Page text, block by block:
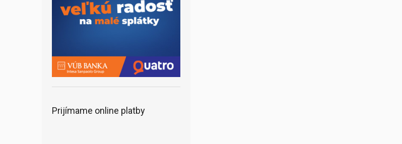
Prijímame online platby